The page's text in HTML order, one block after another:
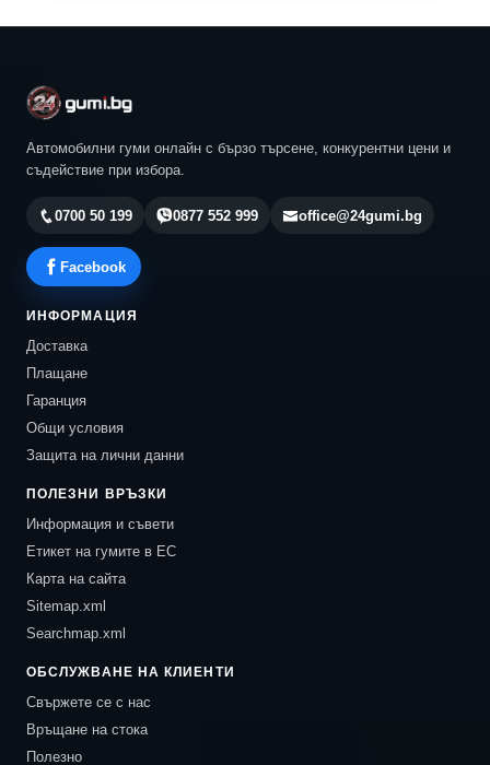
Автомобилни гуми онлайн с бързо търсене, конкурентни цени и
съдействие при избора.
0700 50 199 0877 552 999 office@24gumi.bg
Facebook
ИНФОРМАЦИЯ
Доставка
Плащане
Гаранция
Общи условия
Защита на лични данни
ПОЛЕЗНИ ВРЪЗКИ
Информация и съвети
Етикет на гумите в ЕС
Карта на сайта
Sitemap.xml
Searchmap.xml
ОБСЛУЖВАНЕ НА КЛИЕНТИ
Свържете се с нас
Връщане на стока
Полезно